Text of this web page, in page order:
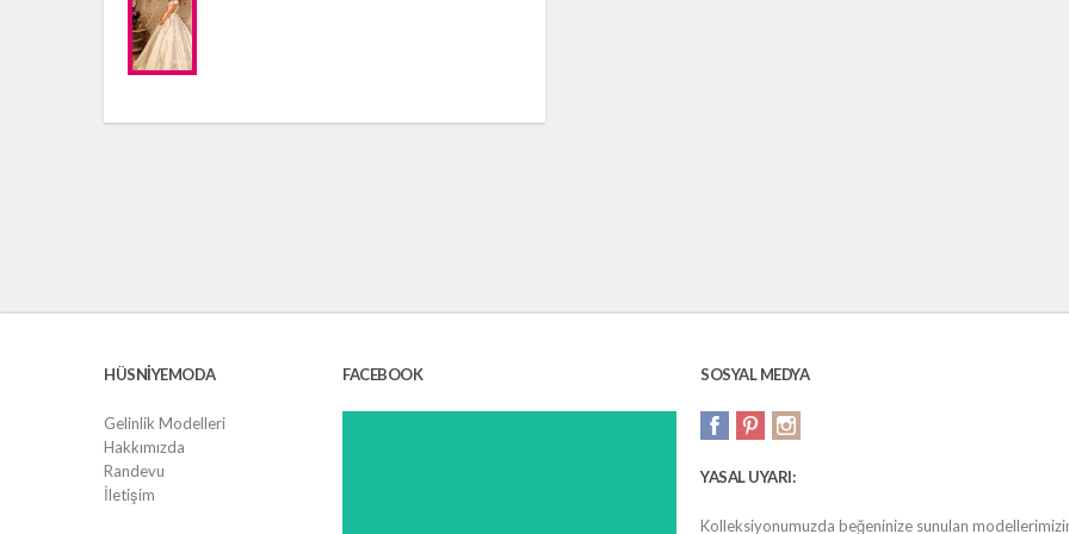
HÜSNIYEMODA
Gelinlik Modelleri
Hakkımızda
Randevu
İletişim
FACEBOOK SOSYAL MEDYA
YASAL UYARI:
Kolleksiyonumuzda beğeninize sunulan